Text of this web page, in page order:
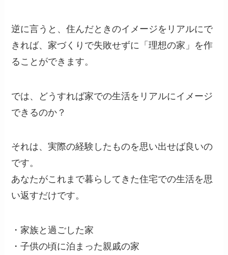
逆に言うと、住んだときのイメージをリアルにで
きれば、家づくりで失敗せずに「理想の家」を作
ることができます。
では、どうすれば家での生活をリアルにイメージ
できるのか？
それは、実際の経験したものを思い出せば良いの
です。
あなたがこれまで暮らしてきた住宅での生活を思
い返すだけです。
・家族と過ごした家
・子供の頃に泊まった親戚の家